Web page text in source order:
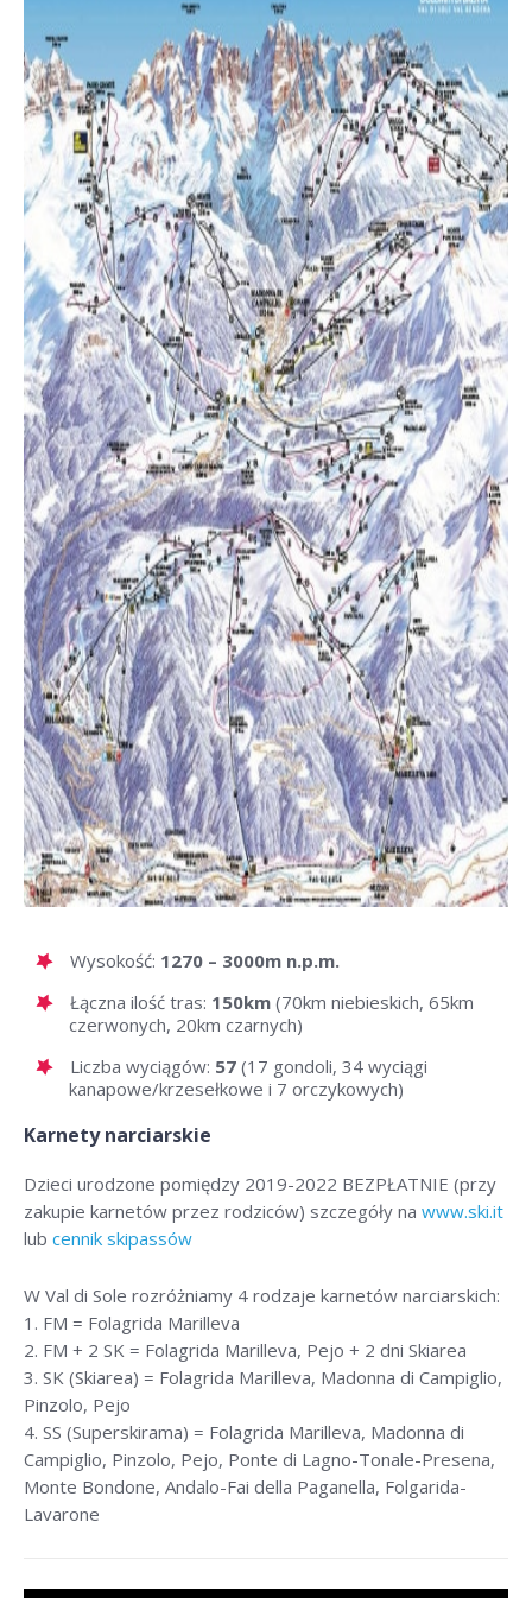
Wysokość: 1270 – 3000m n.p.m.
Łączna ilość tras: 150km (70km niebieskich, 65km
czerwonych, 20km czarnych)
Liczba wyciągów: 57 (17 gondoli, 34 wyciągi
kanapowe/krzesełkowe i 7 orczykowych)
Karnety narciarskie
Dzieci urodzone pomiędzy 2019-2022 BEZPŁATNIE (przy
zakupie karnetów przez rodziców) szczegóły na www.ski.it
lub cennik skipassów
W Val di Sole rozróżniamy 4 rodzaje karnetów narciarskich:
1. FM = Folagrida Marilleva
2. FM + 2 SK = Folagrida Marilleva, Pejo + 2 dni Skiarea
3. SK (Skiarea) = Folagrida Marilleva, Madonna di Campiglio,
Pinzolo, Pejo
4. SS (Superskirama) = Folagrida Marilleva, Madonna di
Campiglio, Pinzolo, Pejo, Ponte di Lagno-Tonale-Presena,
Monte Bondone, Andalo-Fai della Paganella, Folgarida-
Lavarone